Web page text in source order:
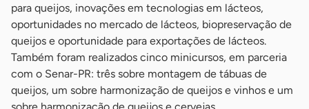
para queijos, inovações em tecnologias em lácteos,
oportunidades no mercado de lácteos, biopreservação de
queijos e oportunidade para exportações de lácteos.
Também foram realizados cinco minicursos, em parceria
com o Senar-PR: três sobre montagem de tábuas de
queijos, um sobre harmonização de queijos e vinhos e um